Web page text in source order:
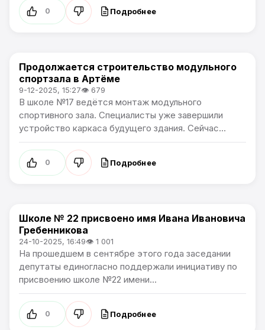
0 Подробнее
Культура
Продолжается строительство модульного
спортзала в Артёме
9-12-2025, 15:27👁 679
В школе №17 ведётся монтаж модульного
спортивного зала. Специалисты уже завершили
устройство каркаса будущего здания. Сейчас...
0 Подробнее
Культура
Школе № 22 присвоено имя Ивана Ивановича
Гребенникова
24-10-2025, 16:49👁 1 001
На прошедшем в сентябре этого года заседании
депутаты единогласно поддержали инициативу по
присвоению школе №22 имени...
0 Подробнее